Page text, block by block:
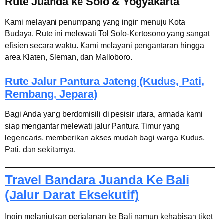
Kami melayani penumpang yang ingin menuju Kota
Budaya. Rute ini melewati Tol Solo-Kertosono yang sangat
efisien secara waktu. Kami melayani pengantaran hingga
area Klaten, Sleman, dan Malioboro.
Rute Jalur Pantura Jateng (Kudus, Pati,
Rembang, Jepara)
Bagi Anda yang berdomisili di pesisir utara, armada kami
siap mengantar melewati jalur Pantura Timur yang
legendaris, memberikan akses mudah bagi warga Kudus,
Pati, dan sekitarnya.
Travel Bandara Juanda Ke Bali
(Jalur Darat Eksekutif)
Ingin melanjutkan perjalanan ke Bali namun kehabisan tiket